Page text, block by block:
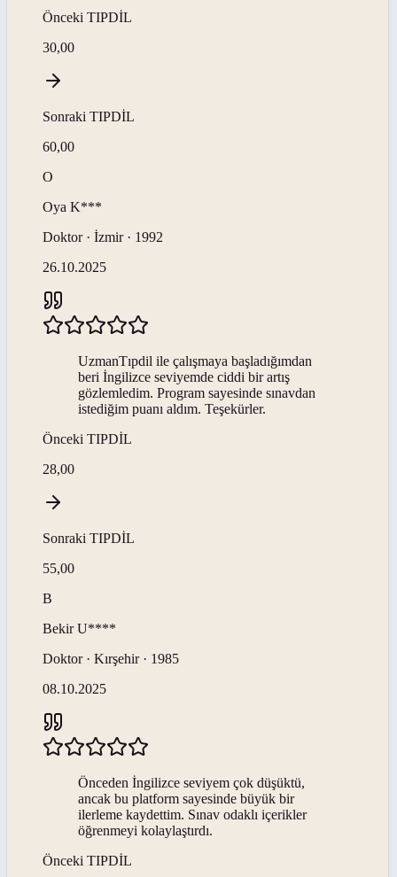
Önceki TIPDİL
30,00
Sonraki TIPDİL
60,00
O
Oya K***
Doktor · İzmir · 1992
26.10.2025
UzmanTıpdil ile çalışmaya başladığımdan
beri İngilizce seviyemde ciddi bir artış
gözlemledim. Program sayesinde sınavdan
istediğim puanı aldım. Teşekürler.
Önceki TIPDİL
28,00
Sonraki TIPDİL
55,00
B
Bekir U****
Doktor · Kırşehir · 1985
08.10.2025
Önceden İngilizce seviyem çok düşüktü,
ancak bu platform sayesinde büyük bir
ilerleme kaydettim. Sınav odaklı içerikler
öğrenmeyi kolaylaştırdı.
Önceki TIPDİL